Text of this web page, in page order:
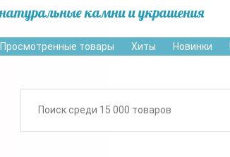
камни и украшения
Просмотренные товары Хиты Новинки